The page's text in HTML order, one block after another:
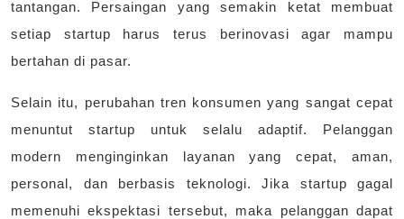
tantangan. Persaingan yang semakin ketat membuat
setiap startup harus terus berinovasi agar mampu
bertahan di pasar.
Selain itu, perubahan tren konsumen yang sangat cepat
menuntut startup untuk selalu adaptif. Pelanggan
modern menginginkan layanan yang cepat, aman,
personal, dan berbasis teknologi. Jika startup gagal
memenuhi ekspektasi tersebut, maka pelanggan dapat